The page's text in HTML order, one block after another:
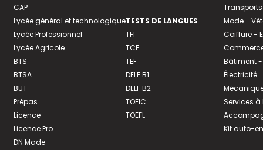
CAP
Lycée général et technologique
Lycée Professionnel
Lycée Agricole
BTS
BTSA
BUT
Prépas
Licence
Licence Pro
DN Made
TESTS DE LANGUES
TFI
TCF
TEF
DELF B1
DELF B2
TOEIC
TOEFL
Transports
Mode -
Coiffure -
Bâtiment
Électricité
Services
Kit auto-